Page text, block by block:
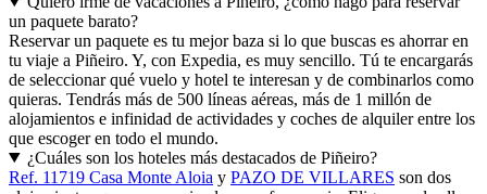
un paquete barato?
Reservar un paquete es tu mejor baza si lo que buscas es ahorrar en
tu viaje a Piñeiro. Y, con Expedia, es muy sencillo. Tú te encargarás
de seleccionar qué vuelo y hotel te interesan y de combinarlos como
quieras. Tendrás más de 500 líneas aéreas, más de 1 millón de
alojamientos e infinidad de actividades y coches de alquiler entre los
que escoger en todo el mundo.
¿Cuáles son los hoteles más destacados de Piñeiro?
Ref. 11719 Casa Monte Aloia y PAZO DE VILLARES son dos